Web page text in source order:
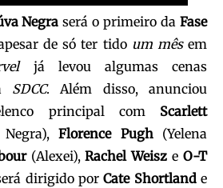
Negra será o primeiro daFase
de só ter tido um mêsem
já levou algumas cenas
SDCC. Além disso, anunciou
principal com Scarlett
Negra),Florence Pugh(Yelena
(Alexei),Rachel Weisz eO-T
dirigido porCate Shortlande